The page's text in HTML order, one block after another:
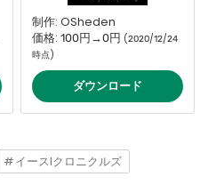
制作: OSheden
価格: 100円→0円 (2020/12/24
時点)
ダウンロード
イースIクロニクルズ